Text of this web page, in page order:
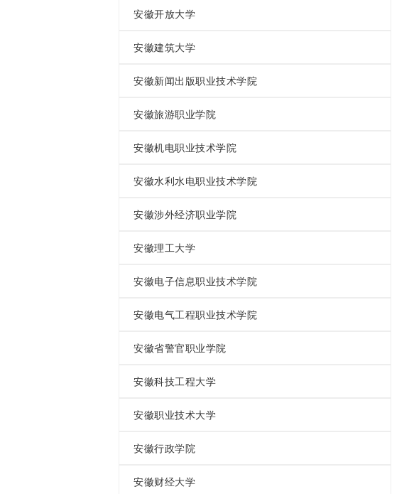
安徽开放大学
安徽建筑大学
安徽新闻出版职业技术学院
安徽旅游职业学院
安徽机电职业技术学院
安徽水利水电职业技术学院
安徽涉外经济职业学院
安徽理工大学
安徽电子信息职业技术学院
安徽电气工程职业技术学院
安徽省警官职业学院
安徽科技工程大学
安徽职业技术大学
安徽行政学院
安徽财经大学